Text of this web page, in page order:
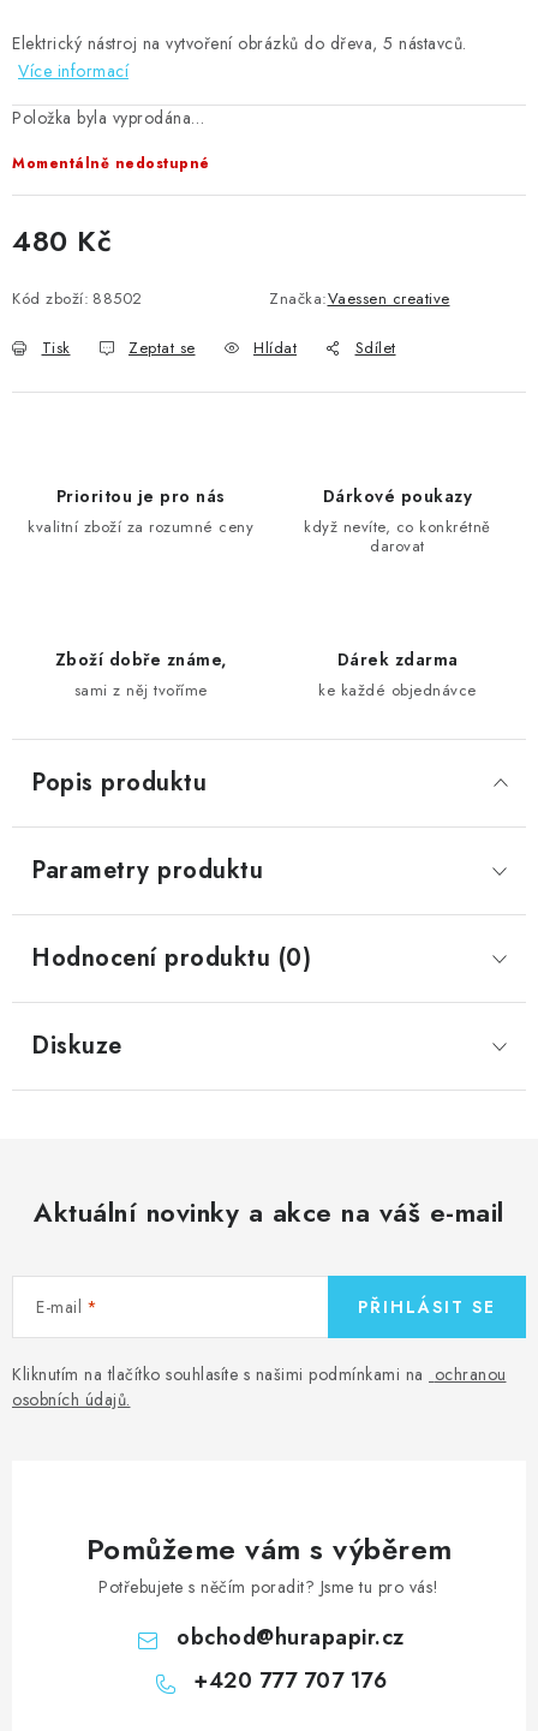
Elektrický nástroj na vytvoření obrázků do dřeva, 5 nástavců.
Více informací
Položka byla vyprodána…
Momentálně nedostupné
480 Kč
Kód zboží: 88502 Značka:Vaessen creative
Tisk Zeptat se Hlídat Sdílet
Prioritou je pro nás
kvalitní zboží za rozumné ceny
Dárkové poukazy
když nevíte, co konkrétně
darovat
Zboží dobře známe,
sami z něj tvoříme
Dárek zdarma
ke každé objednávce
Popis produktu
Parametry produktu
Hodnocení produktu (0)
Diskuze
Aktuální novinky a akce na váš e-mail
E-mail
Kliknutím na tlačítko souhlasíte s našimi podmínkami na ochranou
osobních údajů.
PŘIHLÁSIT SE
Pomůžeme vám s výběrem
Potřebujete s něčím poradit? Jsme tu pro vás!
obchod@hurapapir.cz
+420 777 707 176